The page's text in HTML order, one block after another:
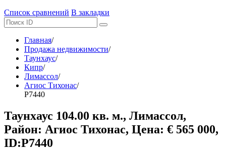
Список сравнений В закладки
Главная/
Продажа недвижимости/
Таунхаус/
Кипр/
Лимассол/
Агиос Тихонас/
P7440
Таунхаус 104.00 кв. м., Лимассол,
Район: Агиос Тихонас, Цена: € 565 000,
ID:P7440